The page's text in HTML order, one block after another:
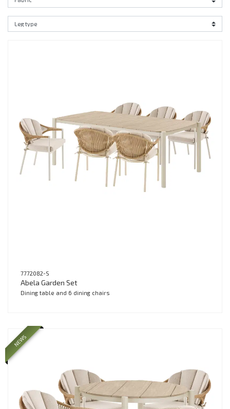
7772082-S
Abela Garden Set
Dining table and 6 dining chairs
NEWS